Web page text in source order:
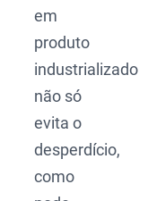
em
produto
industrializado
não só
evita o
desperdício,
como